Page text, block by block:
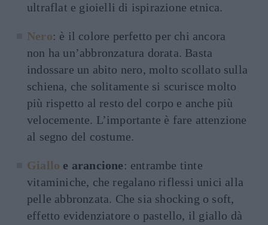
ultraflat e gioielli di ispirazione etnica.
Nero: è il colore perfetto per chi ancora
non ha un’abbronzatura dorata. Basta
indossare un abito nero, molto scollato sulla
schiena, che solitamente si scurisce molto
più rispetto al resto del corpo e anche più
velocemente. L’importante è fare attenzione
al segno del costume.
Giallo e arancione: entrambe tinte
vitaminiche, che regalano riflessi unici alla
pelle abbronzata. Che sia shocking o soft,
effetto evidenziatore o pastello, il giallo dà